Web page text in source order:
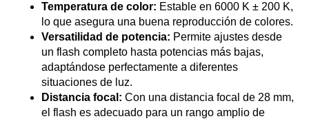
Temperatura de color: Estable en 6000 K ± 200 K,
lo que asegura una buena reproducción de colores.
Versatilidad de potencia: Permite ajustes desde
un flash completo hasta potencias más bajas,
adaptándose perfectamente a diferentes
situaciones de luz.
Distancia focal: Con una distancia focal de 28 mm,
el flash es adecuado para un rango amplio de